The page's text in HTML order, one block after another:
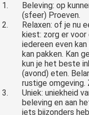
Beleving: op
(sfeer) Proeven.
Relaxen: of je nu
kiest: zorg er
iedereen even
kan pakken. Kan
kun je het beste
(avond) eten.
rustige omgeving.
Uniek: uniekheid
beleving en aan
iets bijzonders